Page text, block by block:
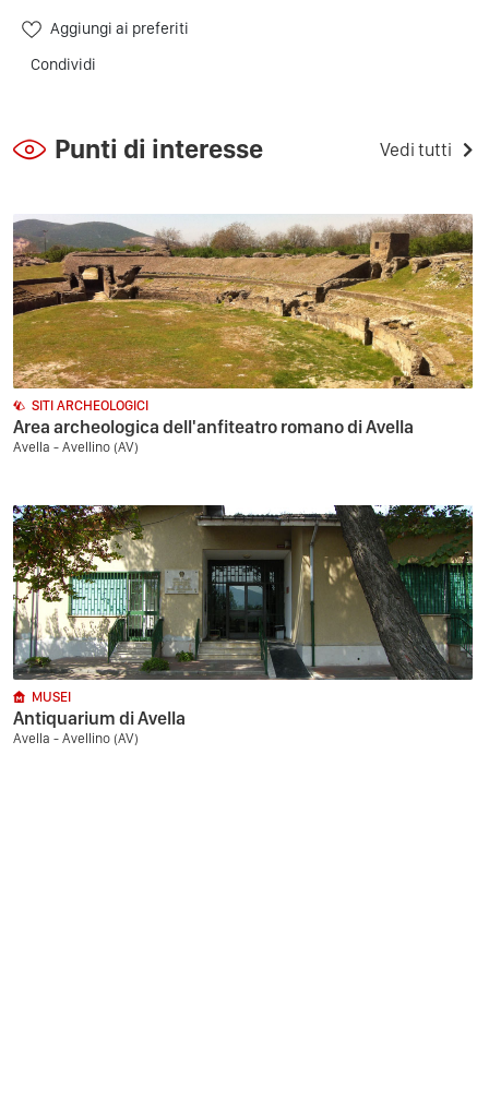
Aggiungi ai preferiti
Condividi
Punti di interesse Vedi tutti
SITI ARCHEOLOGICI
Area archeologica dell'anfiteatro romano di Avella
Avella - Avellino (AV)
MUSEI
Antiquarium di Avella
Avella - Avellino (AV)